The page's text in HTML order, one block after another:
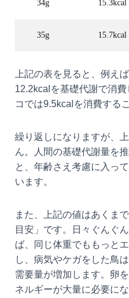
34g 15.3kcal
35g 15.7kcal
上記の表を見ると、例え
12.2kcalを基礎代謝で消
コでは9.5kcalを消費する
繰り返しになりますが、
ん。人間の基礎代謝量を
と、年齢さえ考慮に入っ
います。
また、上記の値はあくま
目安」です。日々ぐんぐ
ば、同じ体重でももっと
し、病気やケガをした鳥
需要量が増加します。卵
ネルギーが大量に必要に